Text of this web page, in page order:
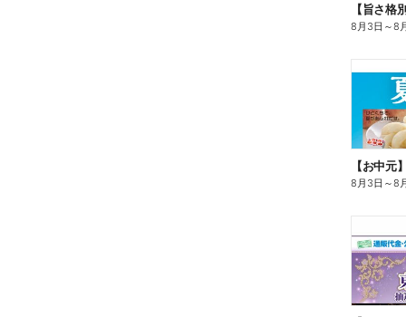
8月3日 ～8
【お中元
8月3日 ～8